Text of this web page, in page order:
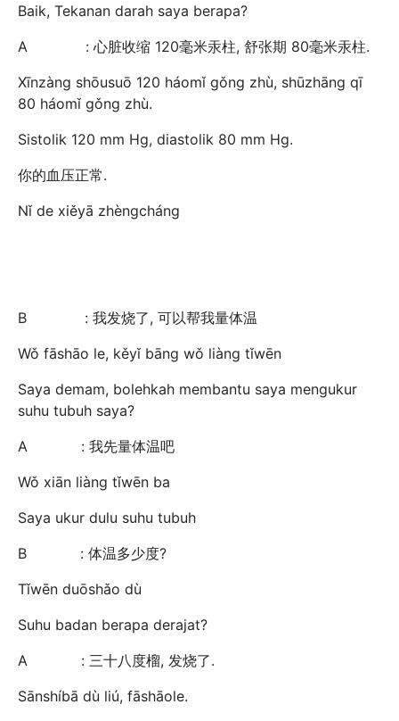
Baik, Tekanan darah saya berapa?
A : 心脏收缩 120毫米汞柱, 舒张期 80毫米汞柱.
Xīnzàng shōusuō 120 háomǐ gǒng zhù, shūzhāng qī
80 háomǐ gǒng zhù.
Sistolik 120 mm Hg, diastolik 80 mm Hg.
你的血压正常.
Nǐ de xiěyā zhèngcháng
B : 我发烧了, 可以帮我量体温
Wǒ fāshāo le, kěyǐ bāng wǒ liàng tǐwēn
Saya demam, bolehkah membantu saya mengukur
suhu tubuh saya?
A : 我先量体温吧
Wǒ xiān liàng tǐwēn ba
Saya ukur dulu suhu tubuh
B : 体温多少度?
Tǐwēn duōshǎo dù
Suhu badan berapa derajat?
A : 三十八度榴, 发烧了.
Sānshíbā dù liú, fāshāole.